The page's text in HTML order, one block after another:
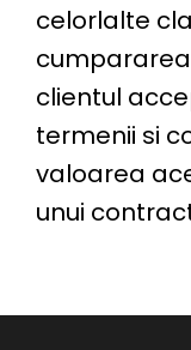
celorlalte
clientul
termenii si
valoarea
unui